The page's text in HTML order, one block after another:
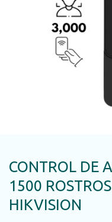
CONTROL DE
1500
HIKVISION